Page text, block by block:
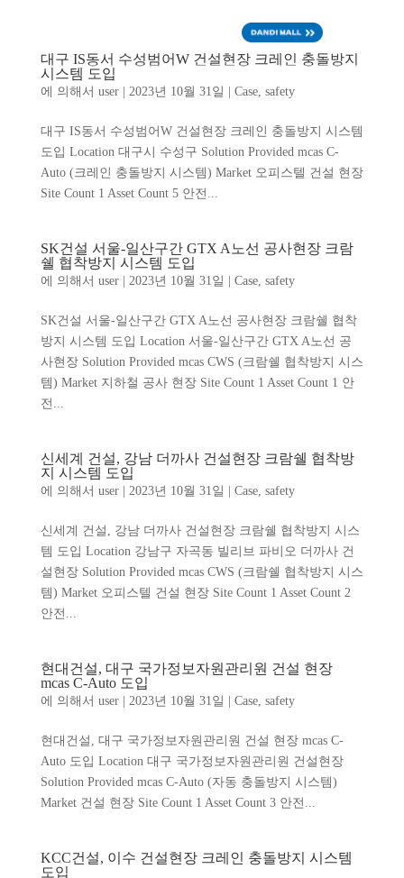
대구 IS동서 수성범어W 건설현장 크레인 충돌방지
시스템 도입
에 의해서 user| 2023년 10월 31일 Case, safety
대구 IS동서 수성범어W 건설현장 크레인 충돌방지 시스템
도입 Location 대구시 수성구 Solution Provided mcas C-
Auto (크레인 충돌방지 시스템) Market 오피스텔 건설 현장
Site Count 1 Asset Count 5 안전...
SK건설 서울-일산구간 GTX A노선 공사현장 크람
쉘 협착방지 시스템 도입
에 의해서 user| 2023년 10월 31일 Case, safety
SK건설 서울-일산구간 GTX A노선 공사현장 크람쉘 협착
방지 시스템 도입 Location 서울-일산구간 GTX A노선 공
사현장 Solution Provided mcas CWS (크람쉘 협착방지 시스
템) Market 지하철 공사 현장 Site Count 1 Asset Count 1 안
전...
신세계 건설, 강남 더까사 건설현장 크람쉘 협착방
지 시스템 도입
에 의해서 user| 2023년 10월 31일 Case, safety
신세계 건설, 강남 더까사 건설현장 크람쉘 협착방지 시스
템 도입 Location 강남구 자곡동 빌리브 파비오 더까사 건
설현장 Solution Provided mcas CWS (크람쉘 협착방지 시스
템) Market 오피스텔 건설 현장 Site Count 1 Asset Count 2
안전...
현대건설, 대구 국가정보자원관리원 건설 현장
mcas C-Auto 도입
에 의해서 user| 2023년 10월 31일 Case, safety
현대건설, 대구 국가정보자원관리원 건설 현장 mcas C-
Auto 도입 Location 대구 국가정보자원관리원 건설현장
Solution Provided mcas C-Auto (자동 충돌방지 시스템)
Market 건설 현장 Site Count 1 Asset Count 3 안전...
KCC건설, 이수 건설현장 크레인 충돌방지 시스템
도입